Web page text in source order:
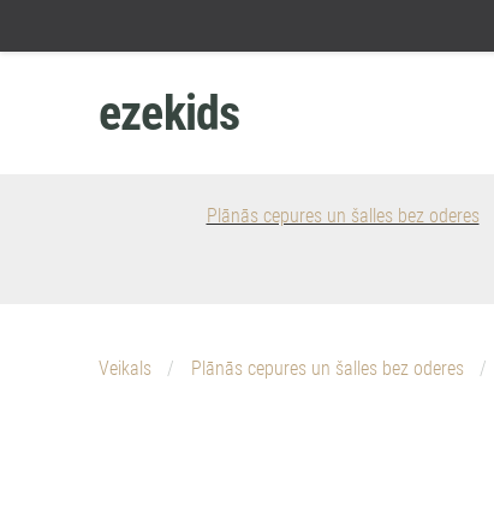
ezekids
Plānās cepures un šalles bez oderes
Veikals Plānās cepures un šalles bez oderes